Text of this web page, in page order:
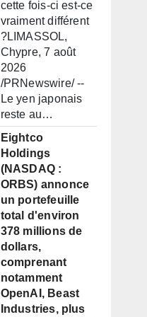
cette fois-ci est-ce
vraiment différent
?LIMASSOL,
Chypre, 7 août
2026
/PRNewswire/ --
Le yen japonais
reste au…
Eightco
Holdings
(NASDAQ :
ORBS) annonce
un portefeuille
total d'environ
378 millions de
dollars,
comprenant
notamment
OpenAI, Beast
Industries, plus